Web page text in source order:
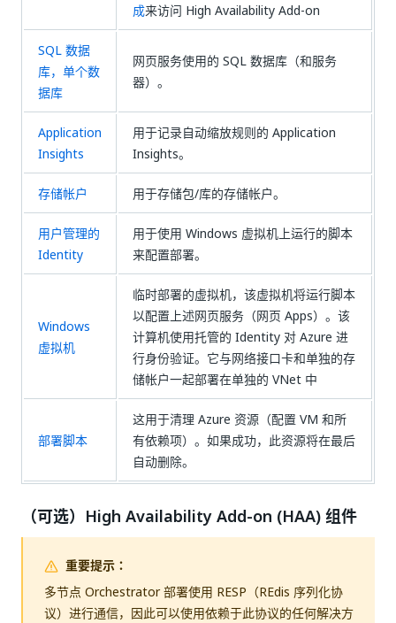
成来访问 High Availability Add-on
SQL 数据
库，单个数
据库
网页服务使用的 SQL 数据库（和服务
器）。
Application
Insights
用于记录自动缩放规则的 Application
Insights。
存储帐户 用于存储包/库的存储帐户。
用户管理的
Identity
用于使用 Windows 虚拟机上运行的脚本
来配置部署。
Windows
虚拟机
临时部署的虚拟机，该虚拟机将运行脚本
以配置上述网页服务（网页 Apps）。该
计算机使用托管的 Identity 对 Azure 进
行身份验证。它与网络接口卡和单独的存
储帐户一起部署在单独的 VNet 中
部署脚本
这用于清理 Azure 资源（配置 VM 和所
有依赖项）。如果成功，此资源将在最后
自动删除。
（可选）High Availability Add-on (HAA) 组件
重要提示：
多节点 Orchestrator 部署使用 RESP（REdis 序列化协
议）进行通信，因此可以使用依赖于此协议的任何解决方